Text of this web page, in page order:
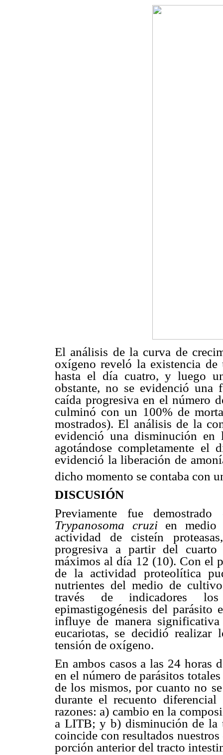
El análisis de la curva de
oxígeno reveló la existencia de
hasta el día cuatro, y luego
obstante, no se evidenció una
caída progresiva en el número
culminó con un 100% de
mostrados). El análisis de la
evidenció una disminución
agotándose completamente el
evidenció la liberación de
dicho momento se contaba con
DISCUSIÓN
Previamente fue
Trypanosoma cruzi en
actividad de cisteín
progresiva a partir del cuarto
máximos al día 12 (10). Con el
de la actividad proteolítica
nutrientes del medio de
través de indicadores
epimastigogénesis del
influye de manera
eucariotas, se decidió realizar
tensión de oxígeno.
En ambos casos a las 24 horas
en el número de parásitos
de los mismos, por cuanto no
durante el recuento
razones: a) cambio en la
a LITB; y b) disminución de la
coincide con resultados
porción anterior del tracto